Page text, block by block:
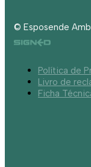
© Esposende
Política de
Livro de
Ficha